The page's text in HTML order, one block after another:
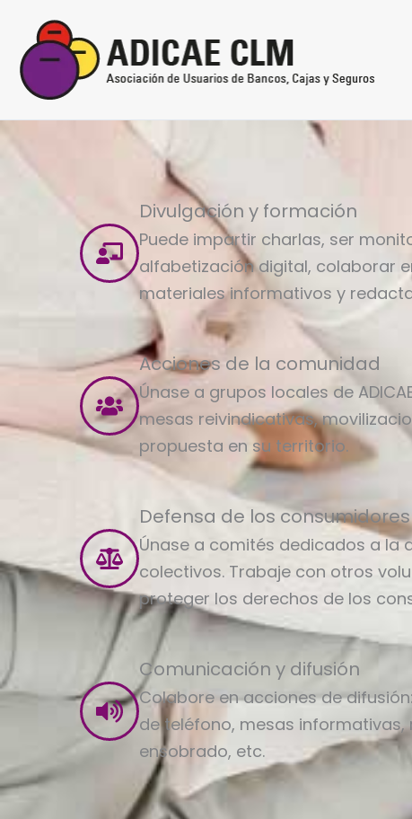
contenido
Divulgación y formación
Puede impartir charlas, ser
alfabetización digital, colaborar
materiales informativos y
Acciones de la comunidad
Únase a grupos locales de
mesas reivindicativas,
propuesta en su territorio.
Defensa de los consumidores
Únase a comités dedicados a la
colectivos. Trabaje con otros
proteger los derechos de los
Comunicación y difusión
Colabore en acciones de
de teléfono, mesas informativas,
ensobrado, etc.